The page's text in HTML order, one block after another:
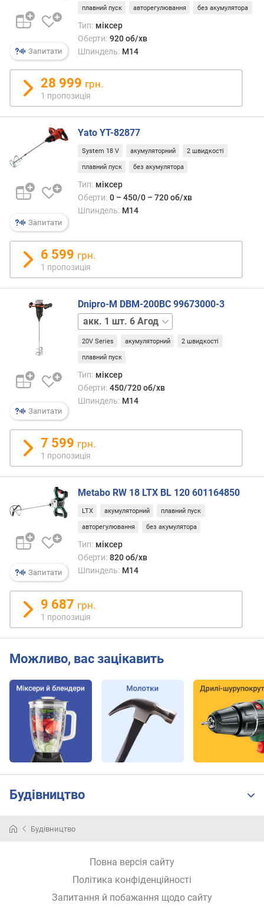
й
о
т
у
ж
н
і
ь
к
.
.
)
к
о
р
с
у
і
с
т
ь
(
В
п
о
и
в
а
н
а
п
т
у
ж
н
с
т
(
В
)
р
Запитати
акк.
плавний пуск авторегулювання без акумулятора
Тип: міксер
Оберти: 920 об/хв
Шпиндель: M14
28 999 грн.
1 пропозиція
Запитати
Yato YT-82877
System 18 V акумуляторний 2 швидкості
плавний пуск без акумулятора
Тип: міксер
Оберти: 0 – 450/0 – 720 об/хв
Шпиндель: M14
6 599 грн.
1 пропозиція
Запитати
Dnipro-M DBM-200BC 99673000-3
акк.
відсутній
20V Series акумуляторний 2 швидкості
плавний пуск
Тип: міксер
Оберти: 450/720 об/хв
Шпиндель: M14
7 599 грн.
1 пропозиція
Запитати
Metabo RW 18 LTX BL 120 601164850
LTX акумуляторний плавний пуск
авторегулювання без акумулятора
Тип: міксер
Оберти: 820 об/хв
Шпиндель: M14
9 687 грн.
1 пропозиція
Можливо, вас зацікавить
Будівництво
Будівництво
Повна версія сайту
Політика конфіденційності
Запитання й побажання щодо сайту